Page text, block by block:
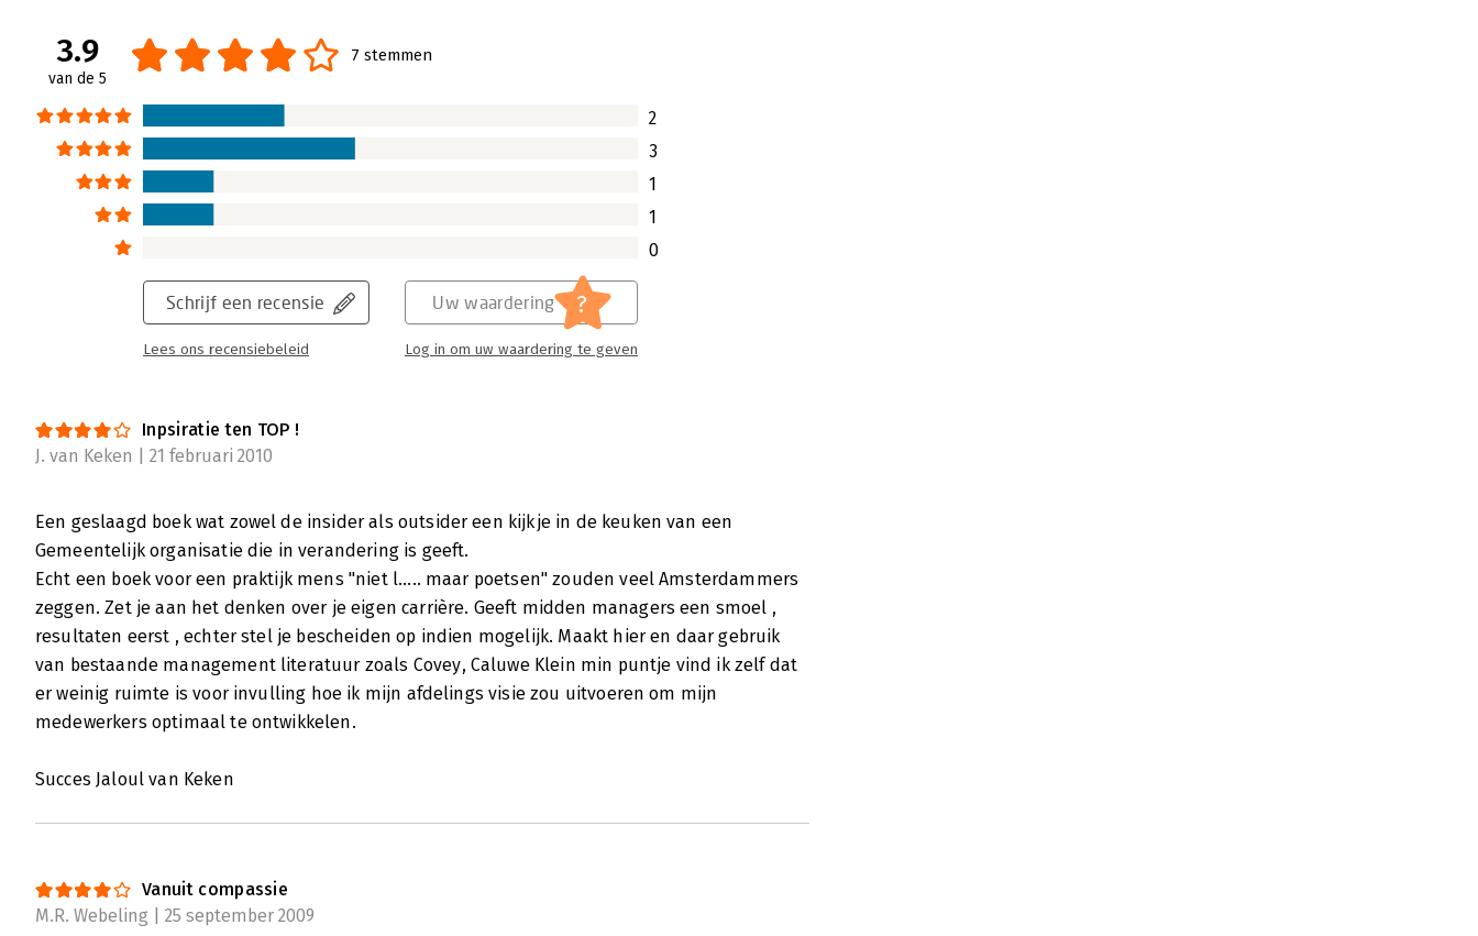
3.9
van de 5
7 stemmen
2
3
1
1
0
Schrijf een recensie
Lees ons recensiebeleid
Uw waardering ?
Log in om uw waardering te geven
Inpsiratie ten TOP !
J. van Keken | 21 februari 2010
Een geslaagd boek wat zowel de insider als outsider een kijkje in de keuken van een
Gemeentelijk organisatie die in verandering is geeft.
Echt een boek voor een praktijk mens "niet l..... maar poetsen" zouden veel Amsterdammers
zeggen. Zet je aan het denken over je eigen carrière. Geeft midden managers een smoel ,
resultaten eerst , echter stel je bescheiden op indien mogelijk. Maakt hier en daar gebruik
van bestaande management literatuur zoals Covey, Caluwe Klein min puntje vind ik zelf dat
er weinig ruimte is voor invulling hoe ik mijn afdelings visie zou uitvoeren om mijn
medewerkers optimaal te ontwikkelen.
Succes Jaloul van Keken
Vanuit compassie
M.R. Webeling | 25 september 2009